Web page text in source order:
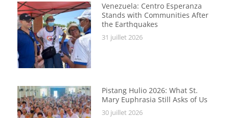
Venezuela: Centro Esperanza
Stands with Communities After
the Earthquakes
31 juillet 2026
Pistang Hulio 2026: What St.
Mary Euphrasia Still Asks of Us
30 juillet 2026